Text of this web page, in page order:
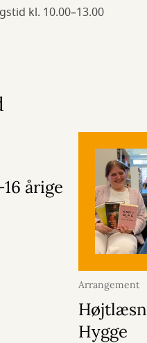
kl. 10.00–13.00
årige
Arrangement
2026
Hygge